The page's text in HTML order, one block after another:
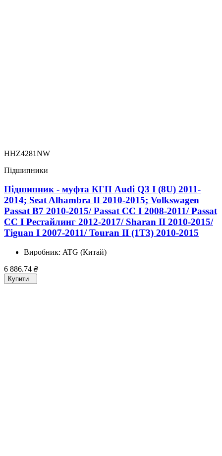
HHZ4281NW
Підшипники
Підшипник - муфта КГП Audi Q3 I (8U) 2011-
2014; Seat Alhambra II 2010-2015; Volkswagen
Passat B7 2010-2015/ Passat CC I 2008-2011/ Passat
CC I Рестайлинг 2012-2017/ Sharan II 2010-2015/
Tiguan I 2007-2011/ Touran II (1T3) 2010-2015
Виробник: ATG (Китай)
6 886.74 ₴
Купити